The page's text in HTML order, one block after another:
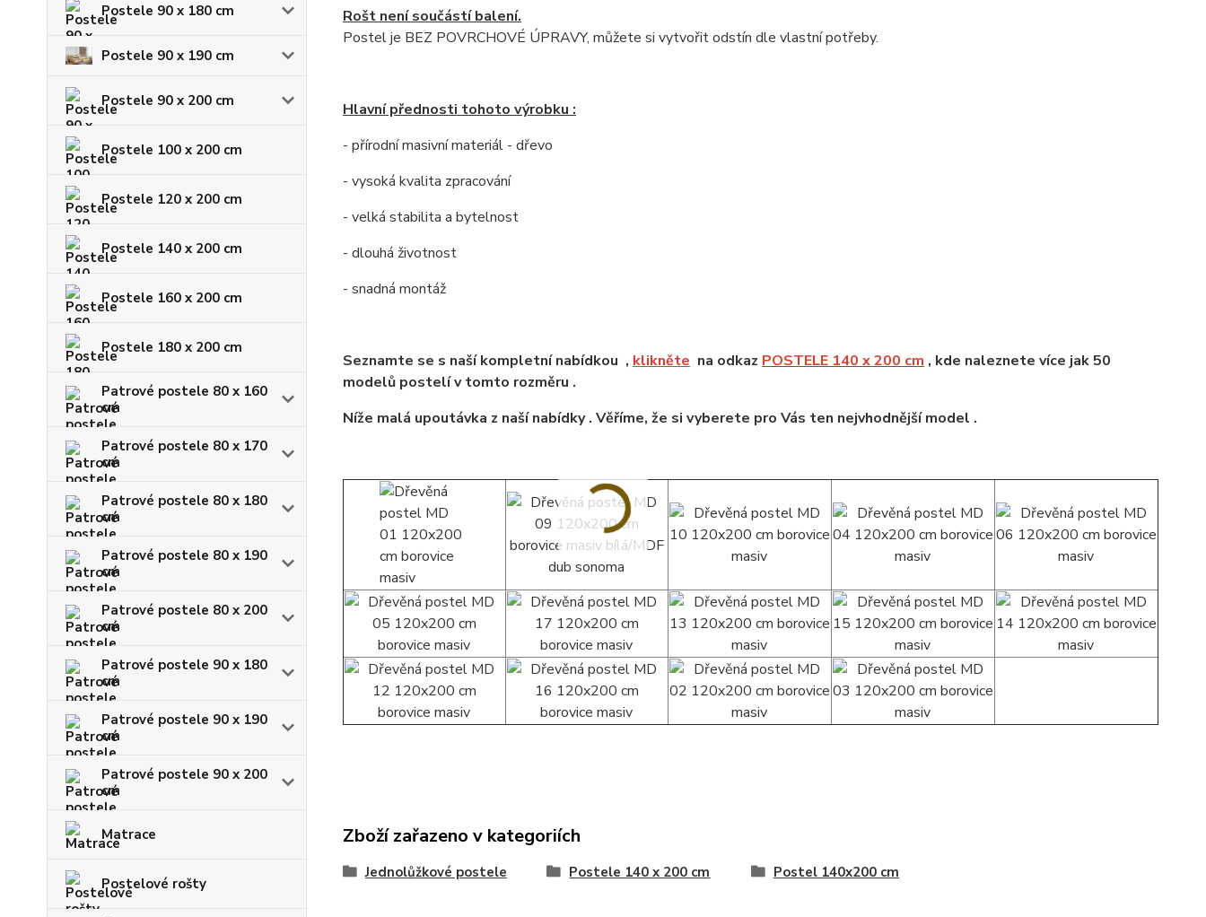
Postele 90 x 180 cm
Postele 90 x 190 cm
Postele 90 x 200 cm
Postele 100 x 200 cm
Postele 120 x 200 cm
Postele 140 x 200 cm
Postele 160 x 200 cm
Postele 180 x 200 cm
Patrové postele 80 x 160
cm
Patrové postele 80 x 170
cm
Patrové postele 80 x 180
cm
Patrové postele 80 x 190
cm
Patrové postele 80 x 200
cm
Patrové postele 90 x 180
cm
Patrové postele 90 x 190
cm
Patrové postele 90 x 200
cm
Matrace
Postelové rošty
Rošt není součástí balení.
Postel je BEZ POVRCHOVÉ ÚPRAVY, můžete si vytvořit odstín dle vlastní potřeby.
Hlavní přednosti tohoto výrobku :
- přírodní masivní materiál - dřevo
- vysoká kvalita zpracování
- velká stabilita a bytelnost
- dlouhá životnost
- snadná montáž
Seznamte se s naší kompletní nabídkou , klikněte na odkaz POSTELE 140 x 200 cm , kde naleznete více jak 50
modelů postelí v tomto rozměru .
Níže malá upoutávka z naší nabídky . Věříme, že si vyberete pro Vás ten nejvhodnější model .
Zboží zařazeno v kategoriích
Jednolůžkové postele Postele 140 x 200 cm Postel 140x200 cm